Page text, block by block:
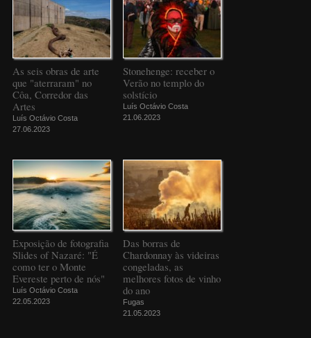
As seis obras de arte
que "aterraram" no
Côa, Corredor das
Artes
Luís Octávio Costa
27.06.2023
Stonehenge: receber o
Verão no templo do
solstício
Luís Octávio Costa
21.06.2023
Exposição de fotografia
Slides of Nazaré: "É
como ter o Monte
Evereste perto de nós"
Luís Octávio Costa
22.05.2023
Das borras de
Chardonnay às videiras
congeladas, as
melhores fotos de vinho
do ano
Fugas
21.05.2023